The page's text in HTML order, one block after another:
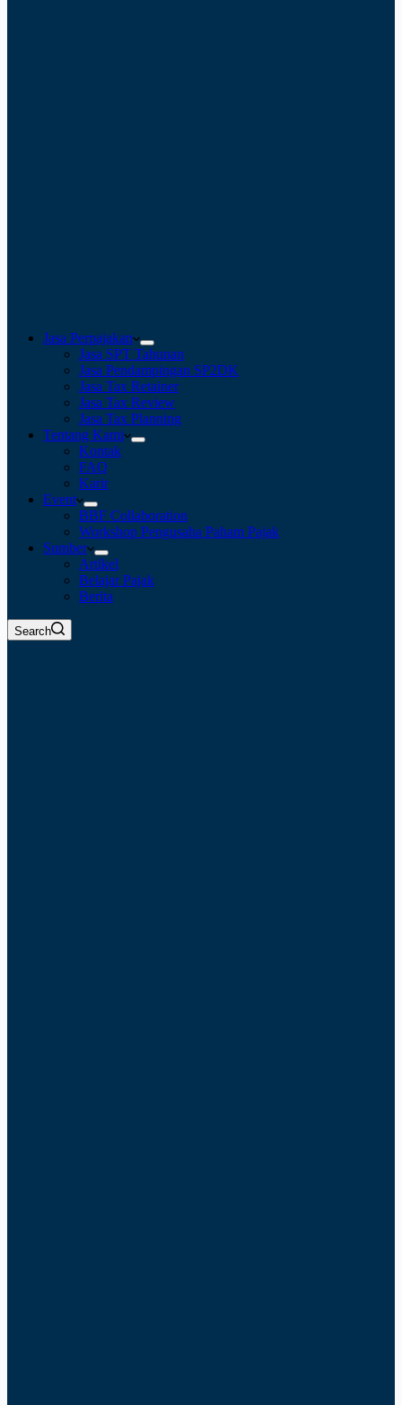
Jasa Perpajakan
Jasa SPT Tahunan
Jasa Pendampingan SP2DK
Jasa Tax Retainer
Jasa Tax Review
Jasa Tax Planning
Tentang Kami
Kontak
FAQ
Karir
Event
BBF Collaboration
Workshop Pengusaha Paham Pajak
Sumber
Artikel
Belajar Pajak
Berita
Search